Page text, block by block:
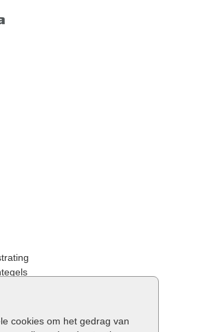
cookies om het gedrag van